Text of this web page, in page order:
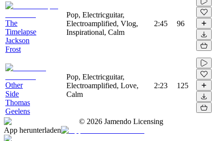
The
Timelapse
Jackson
Frost
Pop, Electricguitar,
Electroamplified, Vlog,
Inspirational, Calm
2:45 96
Other
Side
Thomas
Geelens
Pop, Electricguitar,
Electroamplified, Love,
Calm
2:23 125
© 2026 Jamendo Licensing
App herunterladen